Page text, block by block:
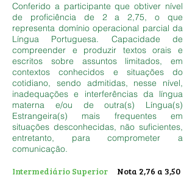
Conferido a participante que obtiver nível
de proficiência de 2 a 2,75, o que
representa domínio operacional parcial da
Língua Portuguesa. Capacidade de
compreender e produzir textos orais e
escritos sobre assuntos limitados, em
contextos conhecidos e situações do
cotidiano, sendo admitidas, nesse nível,
inadequações e interferências da língua
materna e/ou de outra(s) Língua(s)
Estrangeira(s) mais frequentes em
situações desconhecidas, não suficientes,
entretanto, para comprometer a
comunicação.
Intermediário Superior Nota 2,76 a 3,50